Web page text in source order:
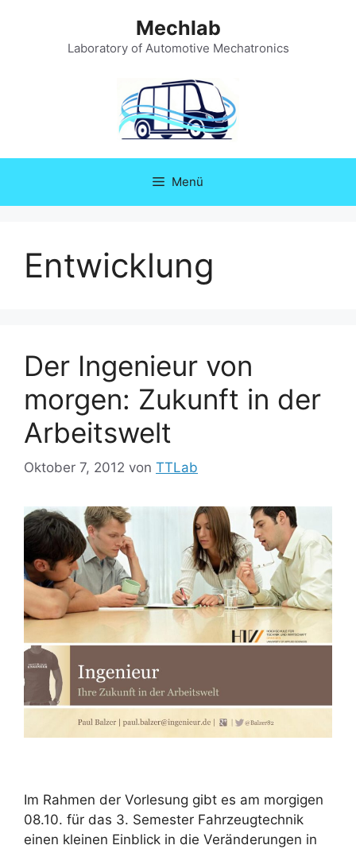
Mechlab
Laboratory of Automotive Mechatronics
Menü
Entwicklung
Der Ingenieur von
morgen: Zukunft in der
Arbeitswelt
Oktober 7, 2012 von TTLab
Im Rahmen der Vorlesung gibt es am morgigen
08.10. für das 3. Semester Fahrzeugtechnik
einen kleinen Einblick in die Veränderungen in